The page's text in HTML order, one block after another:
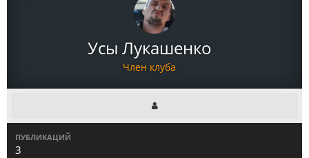
Усы Лукашенко
Член клуба
ПУБЛИКАЦИЙ
3